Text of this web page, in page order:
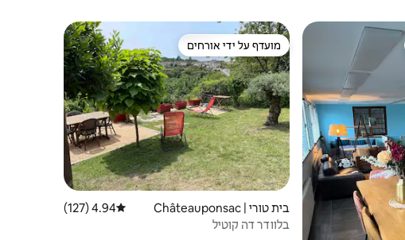
על ידי אורחים מועדף על ידי אורחים
מועדף על ידי אורחים
בית טורי | Châteauponsac דירוג ממוצע של 4.94 מתוך 5, 127 ביקורות
4.94 (127)
בלוודר דה קוטיל